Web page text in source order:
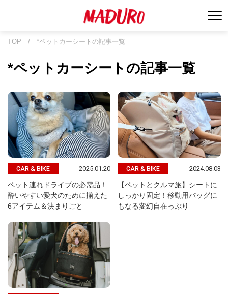
TOP / *ペットカーシートの記事一覧
*ペットカーシートの記事一覧
CAR & BIKE 2025.01.20
ペット連れドライブの必需品！
酔いやすい愛犬のために揃えた
6アイテム＆決まりごと
CAR & BIKE 2024.08.03
【ペットとクルマ旅】シートに
しっかり固定！移動用バッグに
もなる変幻自在っぷり